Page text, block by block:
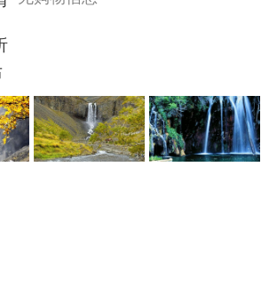
援朝战争被炮火炸断的河口断桥
的三甲医院，朝鲜大队，朝鲜沿
等，哨所原名清城桥，它是鸭绿
两岸最早的一座公路桥。乘坐河
中朝两岸风光，在鸭绿江中，只
不越境。